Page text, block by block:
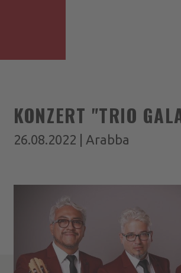
KONZERT "TRIO
26.08.2022 | Arabba